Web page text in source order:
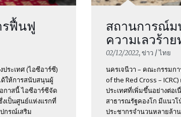
รฟื้นฟู
ระเทศ (ไอซีอาร์ซี)
ให้การสนับสนุนผู้
กาสนี้ ไอซีอาร์ซีจัด
เป็นศูนย์แห่งแรกที่
กรณ์เสริม
สถานการณ์ม
ความเลวร้า
02/12/2022, ข่าว / ไทย
นครเจนีวา – คณะกรรมก
of the Red Cross –
ประเทศที่เพิ่มขึ้นอย่างต่อ
สาธารณรัฐคองโก มีแนวโ
ประชากรจำนวนหลายล้า